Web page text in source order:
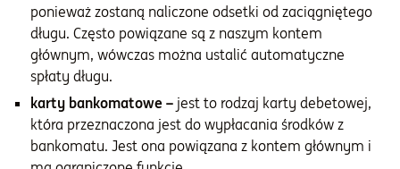
ponieważ zostaną naliczone odsetki od zaciągniętego
długu. Często powiązane są z naszym kontem
głównym, wówczas można ustalić automatyczne
spłaty długu.
karty bankomatowe – jest to rodzaj karty debetowej,
która przeznaczona jest do wypłacania środków z
bankomatu. Jest ona powiązana z kontem głównym i